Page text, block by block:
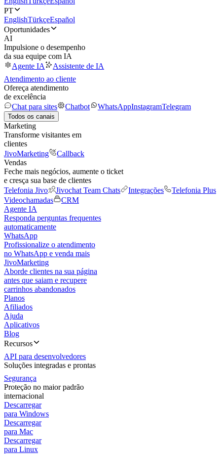
PT
EnglishTürkçeEspañol
Oportunidades
AI
Impulsione o desempenho
da sua equipe com IA
Agente IA
Assistente de IA
Atendimento ao cliente
Ofereça atendimento
de excelência
Chat para sites
Chatbot WhatsAppInstagramTelegram
Todos os canais
Marketing
Transforme visitantes em
clientes
JivoMarketing
Callback
Vendas
Feche mais negócios, aumente o ticket
e cresça sua base de clientes
Telefonia Jivo
Jivochat Team Chats Integrações
Telefonia Plus
Videochamadas
CRM
Agente IA
Responda perguntas frequentes
automaticamente
WhatsApp
Profissionalize o atendimento
no WhatsApp e venda mais
JivoMarketing
Aborde clientes na sua página
antes que saiam e recupere
carrinhos abandonados
Planos
Afiliados
Ajuda
Aplicativos
Blog
Recursos
API para desenvolvedores
Soluções integradas e prontas
Segurança
Proteção no maior padrão
internacional
Descarregar
para Windows
Descarregar
para Mac
Descarregar
para Linux